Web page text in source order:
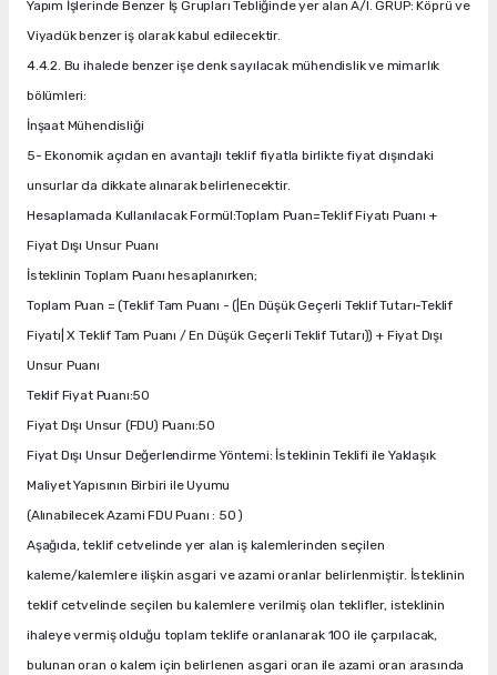
Yapım İşlerinde Benzer İş Grupları Tebliğinde yer alan A/I. GRUP: Köprü ve
Viyadük benzer iş olarak kabul edilecektir.
4.4.2. Bu ihalede benzer işe denk sayılacak mühendislik ve mimarlık
bölümleri:
İnşaat Mühendisliği
5- Ekonomik açıdan en avantajlı teklif fiyatla birlikte fiyat dışındaki
unsurlar da dikkate alınarak belirlenecektir.
Hesaplamada Kullanılacak Formül:Toplam Puan=Teklif Fiyatı Puanı +
Fiyat Dışı Unsur Puanı
İsteklinin Toplam Puanı hesaplanırken;
Toplam Puan = (Teklif Tam Puanı - (|En Düşük Geçerli Teklif Tutarı-Teklif
Fiyatı| X Teklif Tam Puanı / En Düşük Geçerli Teklif Tutarı)) + Fiyat Dışı
Unsur Puanı
Teklif Fiyat Puanı:50
Fiyat Dışı Unsur (FDU) Puanı:50
Fiyat Dışı Unsur Değerlendirme Yöntemi: İsteklinin Teklifi ile Yaklaşık
Maliyet Yapısının Birbiri ile Uyumu
(Alınabilecek Azami FDU Puanı : 50 )
Aşağıda, teklif cetvelinde yer alan iş kalemlerinden seçilen
kaleme/kalemlere ilişkin asgari ve azami oranlar belirlenmiştir. İsteklinin
teklif cetvelinde seçilen bu kalemlere verilmiş olan teklifler, isteklinin
ihaleye vermiş olduğu toplam teklife oranlanarak 100 ile çarpılacak,
bulunan oran o kalem için belirlenen asgari oran ile azami oran arasında